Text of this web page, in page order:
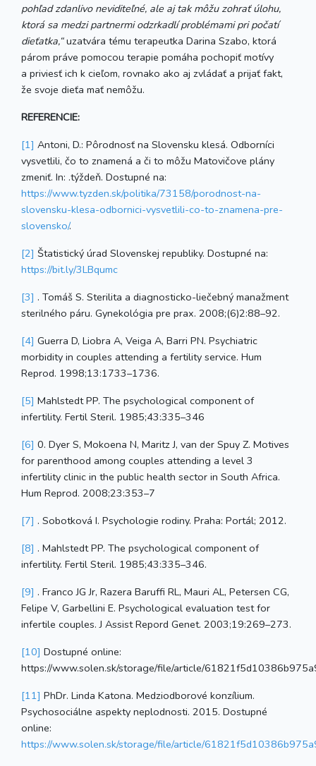
pohľad zdanlivo neviditeľné, ale aj tak môžu zohrať úlohu,
ktorá sa medzi partnermi odzrkadlí problémami pri počatí
dieťatka,“uzatvára tému terapeutka Darina Szabo, ktorá
párom práve pomocou terapie pomáha pochopiť motívy
a priviesť ich k cieľom, rovnako ako aj zvládať a prijať fakt,
že svoje dieťa mať nemôžu.
REFERENCIE:
[1] Antoni, D.: Pôrodnosť na Slovensku klesá. Odborníci
vysvetlili, čo to znamená a či to môžu Matovičove plány
zmeniť. In: .týždeň. Dostupné na:
https://www.tyzden.sk/politika/73158/porodnost-na-
slovensku-klesa-odbornici-vysvetlili-co-to-znamena-pre-
slovensko/.
[2] Štatistický úrad Slovenskej republiky. Dostupné na:
https://bit.ly/3LBqumc
[3] . Tomáš S. Sterilita a diagnosticko-liečebný manažment
sterilného páru. Gynekológia pre prax. 2008;(6)2:88–92.
[4] Guerra D, Liobra A, Veiga A, Barri PN. Psychiatric
morbidity in couples attending a fertility service. Hum
Reprod. 1998;13:1733–1736.
[5] Mahlstedt PP. The psychological component of
infertility. Fertil Steril. 1985;43:335–346
[6] 0. Dyer S, Mokoena N, Maritz J, van der Spuy Z. Motives
for parenthood among couples attending a level 3
infertility clinic in the public health sector in South Africa.
Hum Reprod. 2008;23:353–7
[7] . Sobotková I. Psychologie rodiny. Praha: Portál; 2012.
[8] . Mahlstedt PP. The psychological component of
infertility. Fertil Steril. 1985;43:335–346.
[9] . Franco JG Jr, Razera Baruffi RL, Mauri AL, Petersen CG,
Felipe V, Garbellini E. Psychological evaluation test for
infertile couples. J Assist Repord Genet. 2003;19:269–273.
[10] Dostupné online:
https://www.solen.sk/storage/file/article/
[11] PhDr. Linda Katona. Medziodborové konzílium.
Psychosociálne aspekty neplodnosti. 2015. Dostupné
online:
https://www.solen.sk/storage/file/article/